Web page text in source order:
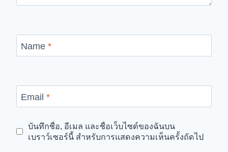
Name *
Email *
บันทึกชื่อ, อีเมล และชื่อเว็บไซต์ของฉันบน
เบราว์เซอร์นี้ สำหรับการแสดงความเห็นครั้งถัดไป